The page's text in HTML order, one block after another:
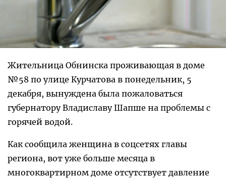
Жительница Обнинска проживающая в доме
№58 по улице Курчатова в понедельник, 5
декабря, вынуждена была пожаловаться
губернатору Владиславу Шапше на проблемы с
горячей водой.
Как сообщила женщина в соцсетях главы
региона, вот уже больше месяца в
многоквартирном доме отсутствует давление